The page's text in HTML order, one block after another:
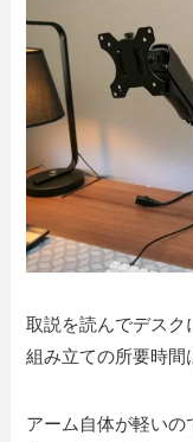
取説を読んでデスク
組み立ての所要時間
アーム自体が軽いの